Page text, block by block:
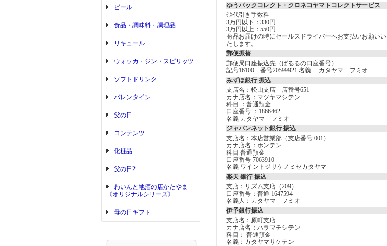
ビール
食品・調味料・調理品
リキュール
ウォッカ・ジン・スピリッツ
ソフトドリンク
バレンタイン
父の日
コンテンツ
化粧品
父の日2
わいんと地酒の店かたやま
《オリジナルシリーズ》
母の日ギフト
ゆうパックコレクト・クロネコヤマトコレクトサービス
◎代引き手数料
3万円以下：330円
3万円以上：550円
商品お届けの時にセールスドライバーへお支払いお願いい
たします。
郵便振替
郵便局口座振込先（ぱるるの口座番号）
記号16100 番号20599921 名義 カタヤマ フミオ
みずほ銀行 振込
支店名：松山支店 店番号651
カナ店名：マツヤマシテン
科目 ：普通預金
口座番号 ：1866462
名義 カタヤマ フミオ
ジャパンネット銀行 振込
支店名：本店営業部（支店番号 001）
カナ店名：ホンテン
科目 普通預金
口座番号 7063910
名義 ワイントジサケノミセカタヤマ
楽天 銀行 振込
支店：リズム支店（209）
口座番号：普通 1647594
名義人：カタヤマ フミオ
伊予銀行振込
支店名：原町支店
カナ店名：ハラマチシテン
科目： 普通預金
名義：カタヤマサケテン